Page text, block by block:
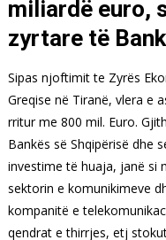
miliardë euro,
zyrtare të
Sipas njoftimit te Zyrës
Greqise në Tiranë, vlera e
rritur me 800 mil. Euro.
Bankës së Shqipërisë dhe
investime të huaja, janë si
sektorin e komunikimeve
kompanitë e
qendrat e thirrjes, etj